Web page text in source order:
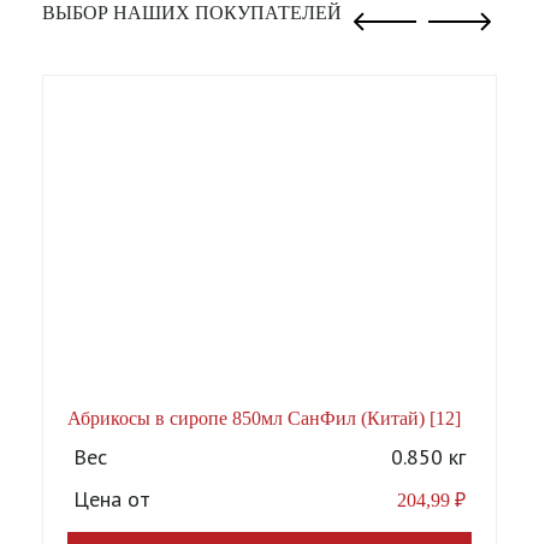
ВЫБОР НАШИХ ПОКУПАТЕЛЕЙ
Абрикосы в сиропе 850мл СанФил (Китай) [12]
Вес
0.850 кг
Цена от
204,99 ₽